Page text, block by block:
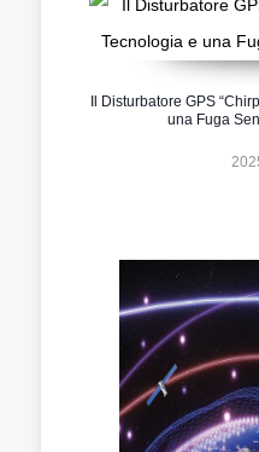
Il Disturbatore GPS
una Fuga